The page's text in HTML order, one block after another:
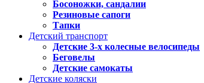
Босоножки, сандалии
Резиновые сапоги
Тапки
Детский транспорт
Детские 3-х колесные велосипеды
Беговелы
Детские самокаты
Детские коляски